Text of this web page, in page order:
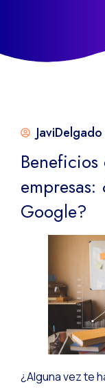
JaviDelgado
Google?
¿Alguna vez te